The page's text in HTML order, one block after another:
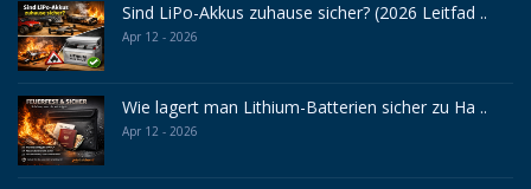
Sind LiPo-Akkus zuhause sicher? (2026 Leitfad ..
Apr 12 - 2026
Wie lagert man Lithium-Batterien sicher zu Ha ..
Apr 12 - 2026